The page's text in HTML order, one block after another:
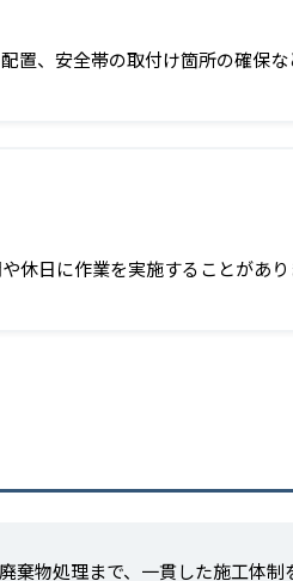
、安全帯の取付け箇所の確保
日に作業を実施することがあ
物処理まで、一貫した施工体